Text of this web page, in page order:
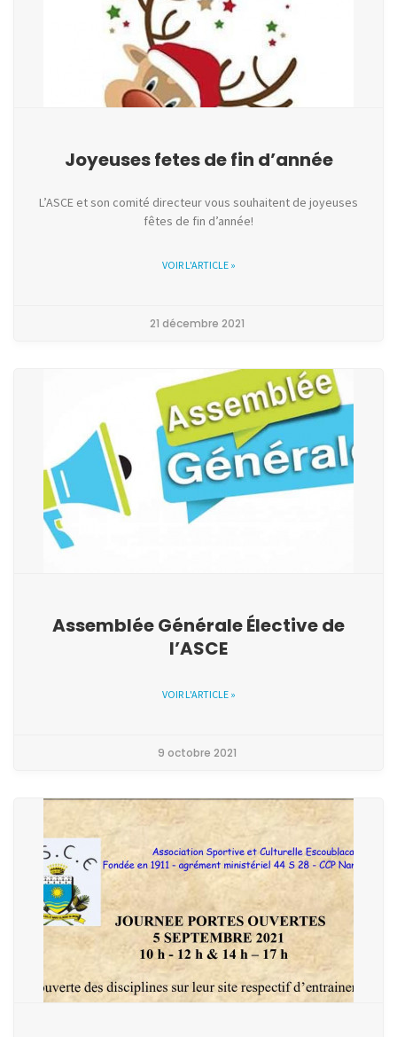
Joyeuses fetes de fin d’année
L’ASCE et son comité directeur vous souhaitent de joyeuses
fêtes de fin d’année!
VOIR L'ARTICLE »
21 décembre 2021
Assemblée Générale Élective de
l’ASCE
VOIR L'ARTICLE »
9 octobre 2021